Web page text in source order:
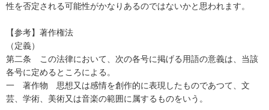
性を否定される可能性がかなりあるのではないかと思われます。
【参考】著作権法
（定義）
第二条　この法律において、次の各号に掲げる用語の意義は、当該
各号に定めるところによる。
一　著作物　思想又は感情を創作的に表現したものであつて、文
芸、学術、美術又は音楽の範囲に属するものをいう。